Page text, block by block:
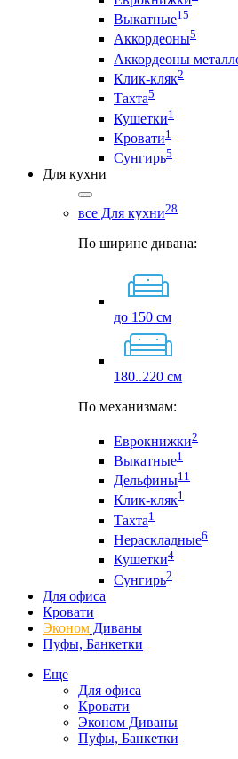
Выкатные15
Аккордеоны5
Аккордеоны
Клик-кляк2
Тахта5
Кушетки1
Кровати1
Сунгирь5
Для кухни
все Для кухни28
По ширине дивана:
до 150 см
180..220 см
По механизмам:
Еврокнижки2
Выкатные1
Дельфины11
Клик-кляк1
Тахта1
Нераскладные6
Кушетки4
Сунгирь2
Для офиса
Кровати
Эконом Диваны
Пуфы, Банкетки
Еще
Для офиса
Кровати
Эконом Диваны
Пуфы, Банкетки